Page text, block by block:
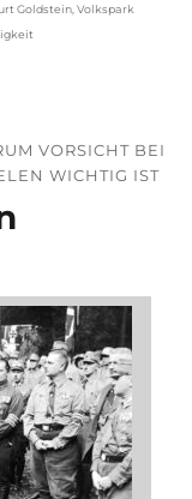
Goldstein ,Volkspark
VORSICHT BEI
WICHTIG IST